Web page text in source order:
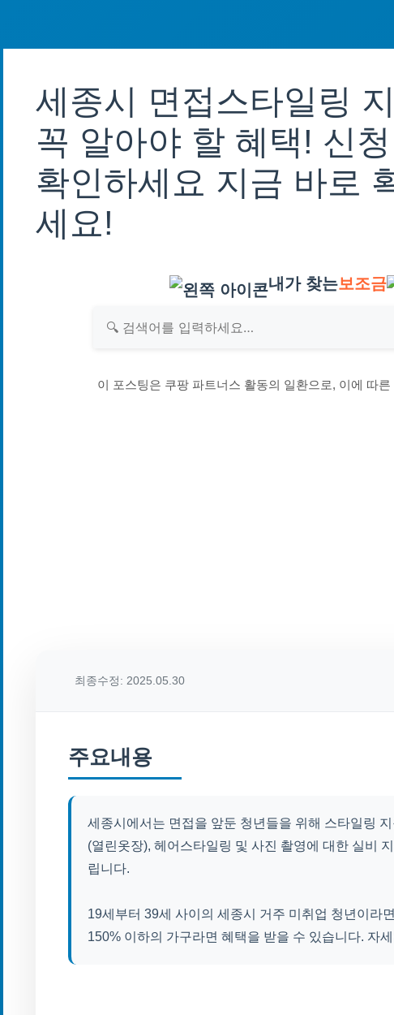
세종시 면접스타일링
꼭 알아야 할 혜택! 신
확인하세요 지금 바로
세요!
내가 찾는보조금
이 포스팅은 쿠팡 파트너스 활동의 일환으로, 이에 따
최종수정: 2025.05.30
주요내용
세종시에서는 면접을 앞둔 청년들을 위해 스타일링
(열린옷장), 헤어스타일링 및 사진 촬영에 대한 실비
립니다.
19세부터 39세 사이의 세종시 거주 미취업 청년이라
150% 이하의 가구라면 혜택을 받을 수 있습니다. 자